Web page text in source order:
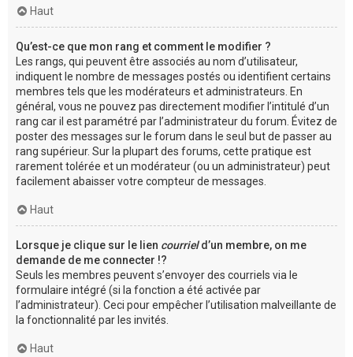
Haut
Qu’est-ce que mon rang et comment le modifier ?
Les rangs, qui peuvent être associés au nom d’utilisateur,
indiquent le nombre de messages postés ou identifient certains
membres tels que les modérateurs et administrateurs. En
général, vous ne pouvez pas directement modifier l’intitulé d’un
rang car il est paramétré par l’administrateur du forum. Évitez de
poster des messages sur le forum dans le seul but de passer au
rang supérieur. Sur la plupart des forums, cette pratique est
rarement tolérée et un modérateur (ou un administrateur) peut
facilement abaisser votre compteur de messages.
Haut
Lorsque je clique sur le lien courrield’un membre, on me
demande de me connecter !?
Seuls les membres peuvent s’envoyer des courriels via le
formulaire intégré (si la fonction a été activée par
l’administrateur). Ceci pour empêcher l’utilisation malveillante de
la fonctionnalité par les invités.
Haut